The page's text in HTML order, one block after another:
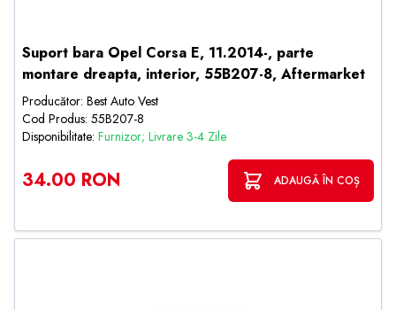
Suport bara Opel Corsa E, 11.2014-, parte
montare dreapta, interior, 55B207-8, Aftermarket
Producător: Best Auto Vest
Cod Produs: 55B207-8
Disponibilitate: Furnizor; Livrare 3-4 Zile
34.00 RON ADAUGĂ ÎN COȘ